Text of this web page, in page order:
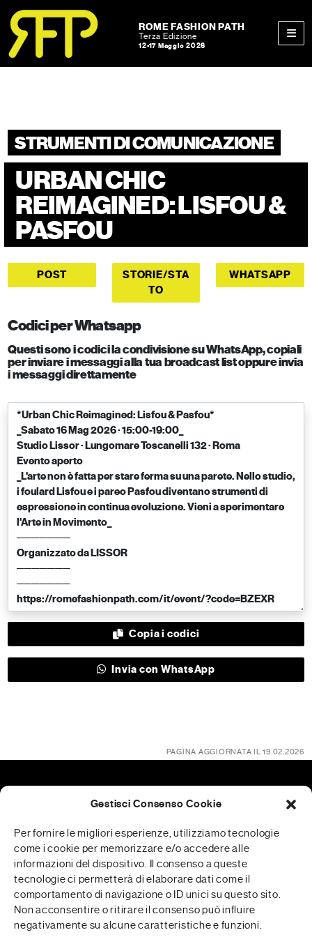
Gestisci Consenso Cookie
Per fornire le migliori esperienze, utilizziamo tecnologie
come i cookie per memorizzare e/o accedere alle
informazioni del dispositivo. Il consenso a queste
tecnologie ci permetterà di elaborare dati come il
comportamento di navigazione o ID unici su questo sito.
Non acconsentire o ritirare il consenso può influire
negativamente su alcune caratteristiche e funzioni.
Skip to content
Skip to footer
ROME FASHION PATH
Terza Edizione
12-17 Maggio 2026
STRUMENTI DI COMUNICAZIONE
URBAN CHIC
REIMAGINED: LISFOU &
PASFOU
POST
STORIE/STA
TO
WHATSAPP
Codici per Whatsapp
Questi sono i codici la condivisione su WhatsApp, copiali
per inviare i messaggi alla tua broadcast list oppure invia
i messaggi direttamente
Copia i codici
Invia con WhatsApp
PAGINA AGGIORNATA IL 19.02.2026
Patrocini
RFP è realizzata in collaborazione con